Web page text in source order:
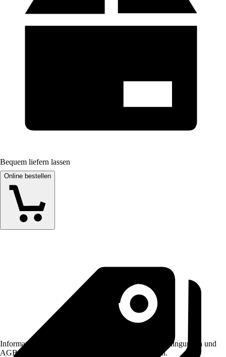
Bequem liefern lassen
Online bestellen
Informationen des Verkäufers, wie z. B. Rückgabebedingungen und
AGB, finden Sie bei Klick auf den Verkäufernamen.